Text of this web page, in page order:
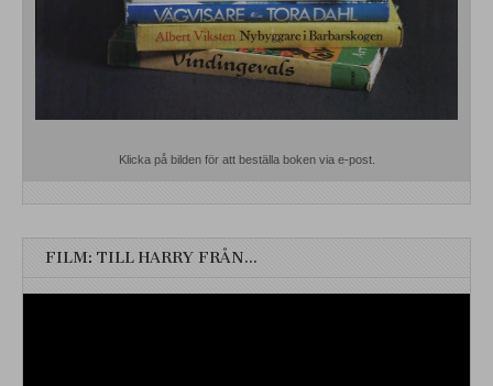
Klicka på bilden för att beställa boken via e-post.
FILM: TILL HARRY FRÅN…